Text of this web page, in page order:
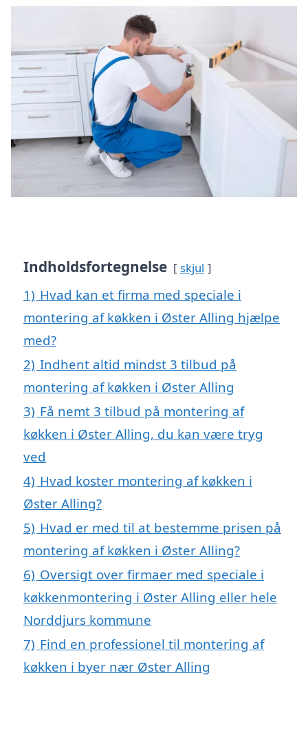
Indholdsfortegnelse skjul
1) Hvad kan et firma med speciale i
montering af køkken i Øster Alling hjælpe
med?
2) Indhent altid mindst 3 tilbud på
montering af køkken i Øster Alling
3) Få nemt 3 tilbud på montering af
køkken i Øster Alling, du kan være tryg
ved
4) Hvad koster montering af køkken i
Øster Alling?
5) Hvad er med til at bestemme prisen på
montering af køkken i Øster Alling?
6) Oversigt over firmaer med speciale i
køkkenmontering i Øster Alling eller hele
Norddjurs kommune
7) Find en professionel til montering af
køkken i byer nær Øster Alling